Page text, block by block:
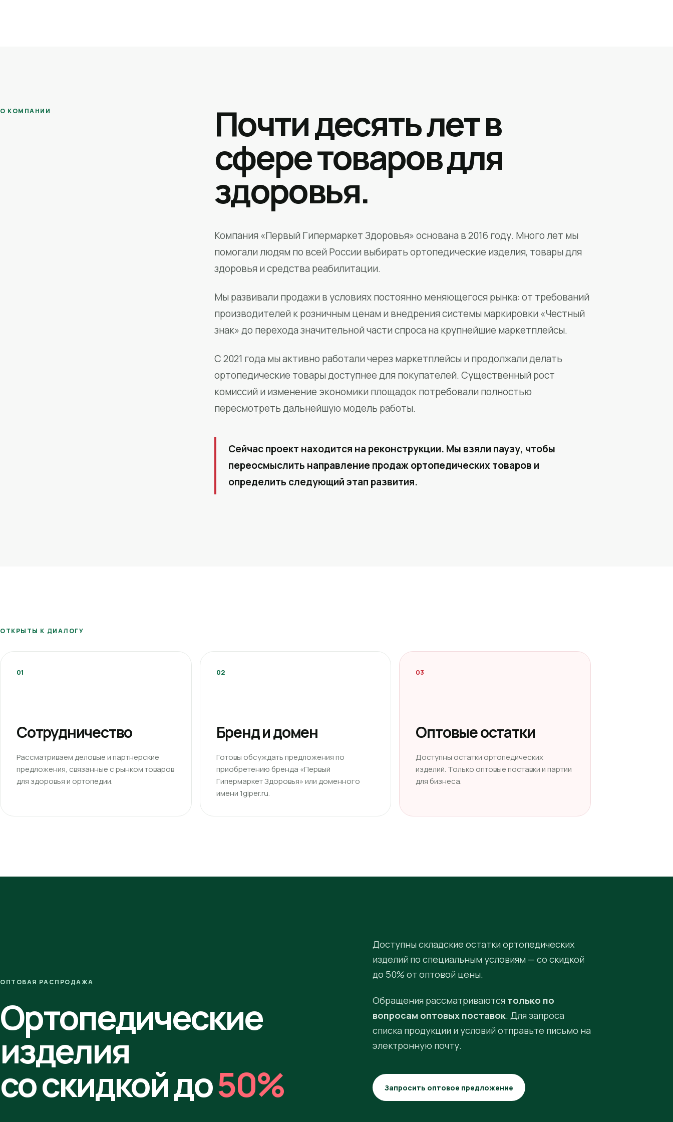
О КОМПАНИИ Почти десять лет в
сфере товаров для
здоровья.
Компания «Первый Гипермаркет Здоровья» основана в 2016 году. Много лет мы
помогали людям по всей России выбирать ортопедические изделия, товары для
здоровья и средства реабилитации.
Мы развивали продажи в условиях постоянно меняющегося рынка: от требований
производителей к розничным ценам и внедрения системы маркировки «Честный
знак» до перехода значительной части спроса на крупнейшие маркетплейсы.
С 2021 года мы активно работали через маркетплейсы и продолжали делать
ортопедические товары доступнее для покупателей. Существенный рост
комиссий и изменение экономики площадок потребовали полностью
пересмотреть дальнейшую модель работы.
Сейчас проект находится на реконструкции. Мы взяли паузу, чтобы
переосмыслить направление продаж ортопедических товаров и
определить следующий этап развития.
ОТКРЫТЫ К ДИАЛОГУ
01
Сотрудничество
Рассматриваем деловые и партнерские
предложения, связанные с рынком товаров
для здоровья и ортопедии.
02
Бренд и домен
Готовы обсуждать предложения по
приобретению бренда «Первый
Гипермаркет Здоровья» или доменного
имени 1giper.ru.
03
Оптовые остатки
Доступны остатки ортопедических
изделий. Только оптовые поставки и партии
для бизнеса.
ОПТОВАЯ РАСПРОДАЖА
Ортопедические
изделия
со скидкой до50%
Доступны складские остатки ортопедических
изделий по специальным условиям — со скидкой
до 50% от оптовой цены.
Обращения рассматриваются только по
вопросам оптовых поставок. Для запроса
списка продукции и условий отправьте письмо на
электронную почту.
Запросить оптовое предложение